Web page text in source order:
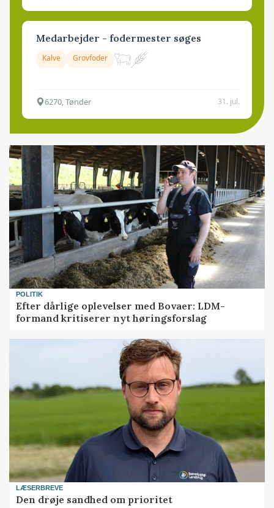
Medarbejder - fodermester søges
Kalve Grovfoder
6270, Tønder 31. jul.
POLITIK
Efter dårlige oplevelser med Bovaer: LDM-
formand kritiserer nyt høringsforslag
LÆSERBREVE
Den drøje sandhed om prioritet